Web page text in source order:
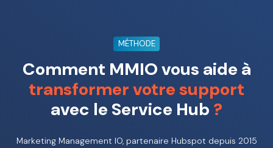
MÉTHODE
Comment MMIO vous aide à
transformer votre support
avec le Service Hub ?
Marketing Management IO, partenaire Hubspot depuis 2015